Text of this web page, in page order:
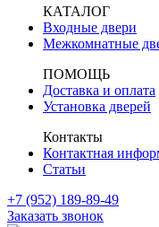
КАТАЛОГ
Входные двери
Межкомнатные
ПОМОЩЬ
Доставка и оплата
Установка дверей
Контакты
Контактная
Статьи
+7 (952) 189-89-49
Заказать звонок